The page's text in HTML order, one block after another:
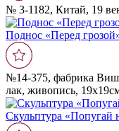
№ 3-1182, Китай, 19
Поднос «Перед
№14-375, фабрика
лак, живопись,
Скульптура «Попугай